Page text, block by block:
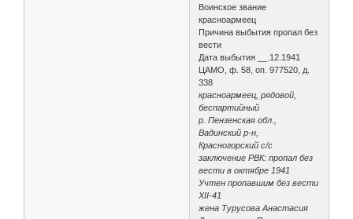
Воинское звание
красноармеец
Причина выбытия пропал без
вести
Дата выбытия __.12.1941
ЦАМО, ф. 58, оп. 977520, д.
338
красноармеец, рядовой,
беспартийный
р. Пензенская обл.,
Вадинский р-н,
Красногорский с/с
заключение РВК: пропал без
вести в октябре 1941
Учтен пропавшим без вести
XII-41
жена Турусова Анастасия